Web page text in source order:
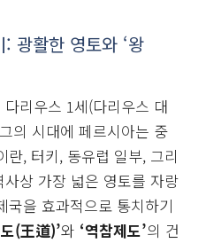
광활한 영토와 ‘왕
리우스 1세(다리우스 대
의 시대에 페르시아는 중
란, 터키, 동유럽 일부, 그리
상 가장 넓은 영토를 자랑
국을 효과적으로 통치하기
(王道)’와 ‘역참제도’의 건